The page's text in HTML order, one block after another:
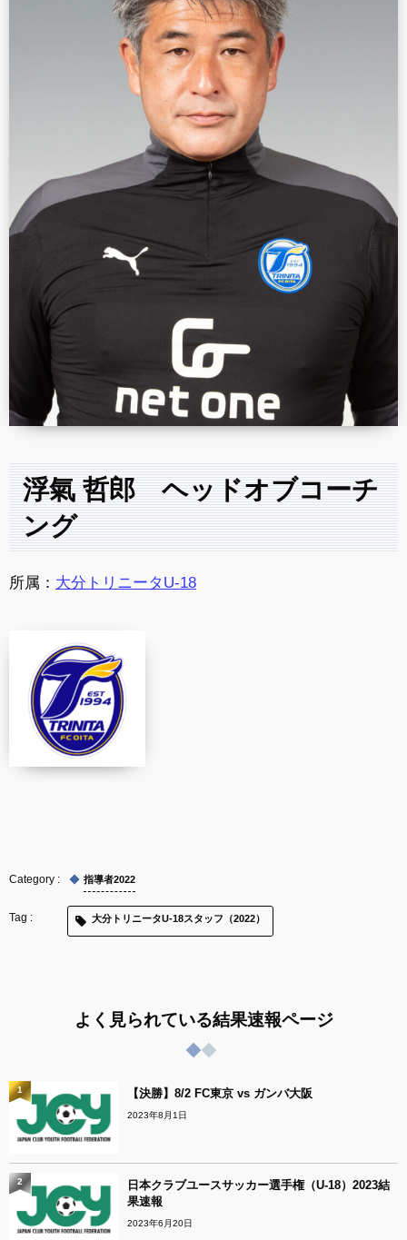
浮氣 哲郎 ヘッドオブコーチ
ング
所属： 大分トリニータU-18
指導者2022
大分トリニータU-18スタッフ（2022）
よく見られている結果速報ページ
【決勝】8/2 FC東京 vs ガンバ大阪
2023年8月1日
1
日本クラブユースサッカー選手権（U-18）2023結
果速報
2023年6月20日
2